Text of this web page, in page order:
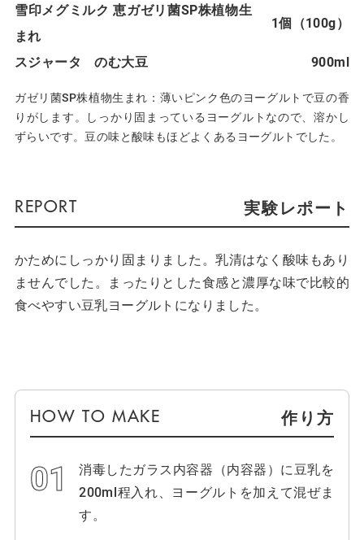
雪印メグミルク 恵ガゼリ菌SP株植物生
まれ
1個（100g）
スジャータ のむ大豆 900ml
ガゼリ菌SP株植物生まれ：薄いピンク色のヨーグルトで豆の香
りがします。しっかり固まっているヨーグルトなので、溶かし
ずらいです。豆の味と酸味もほどよくあるヨーグルトでした。
実験レポート
かためにしっかり固まりました。乳清はなく酸味もあり
ませんでした。まったりとした食感と濃厚な味で比較的
食べやすい豆乳ヨーグルトになりました。
作り方
消毒したガラス内容器（内容器）に豆乳を
200ml程入れ、ヨーグルトを加えて混ぜま
す。